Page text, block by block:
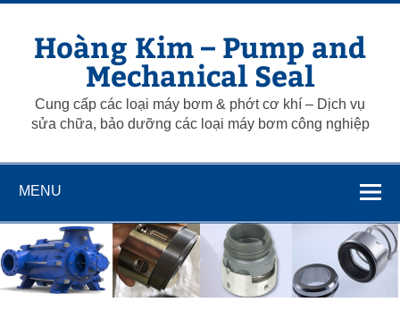
Skip
contentHoàng Kim – Pump and
Mechanical Seal
Cung cấp các loại máy bơm & phớt cơ khí – Dịch vụ
sửa chữa, bảo dưỡng các loại máy bơm công nghiệp
MENU